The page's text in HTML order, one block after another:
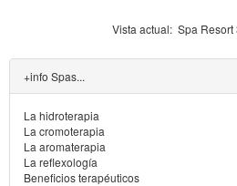
Vista actual: Spa Resort
+info Spas...
La hidroterapia
La cromoterapia
La aromaterapia
La reflexología
Beneficios terapéuticos